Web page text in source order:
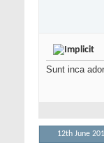
Sunt inca
12th June